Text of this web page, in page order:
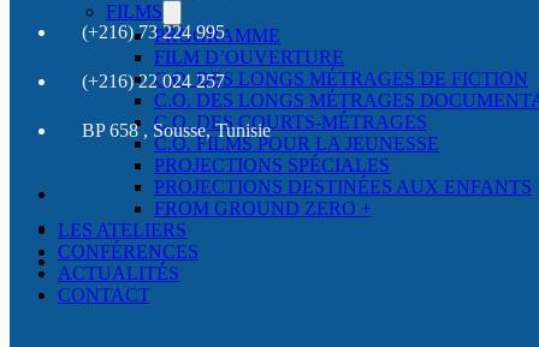
FILMS
PROGRAMME
FILM D’OUVERTURE
C.O. DES LONGS MÉTRAGES DE FICTION
C.O. DES LONGS MÉTRAGES
C.O. DES COURTS-MÉTRAGES
C.O. FILMS POUR LA JEUNESSE
PROJECTIONS SPÉCIALES
PROJECTIONS DESTINÉES AUX ENFANTS
FROM GROUND ZERO +
LES ATELIERS
CONFÉRENCES
ACTUALITÉS
CONTACT
(+216) 73 224 995
(+216) 22 024 257
BP 658 , Sousse, Tunisie